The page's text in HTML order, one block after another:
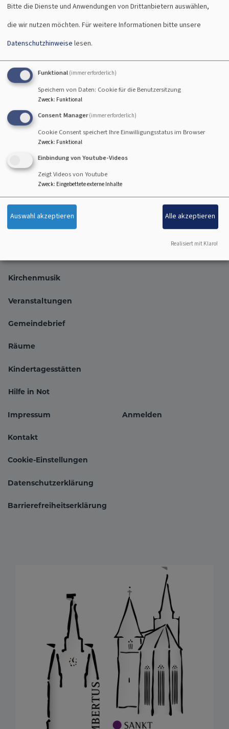
Hauptnavigation
Kirchenmusik
Veranstaltungen
Gemeindebrief
Räume
Kindertagesstätten
Hilfe in Not
Fußbereichsmenü
Impressum
Kontakt
Cookie-Einstellungen
Datenschutzerklärung
Barrierefreiheitserklärung
Anmelden
Bitte die Dienste und Anwendungen von Drittanbietern auswählen,
die wir nutzen möchten. Für weitere Informationen bitte unsere
Datenschutzhinweise lesen.
Funktional (immer erforderlich)
Speichern von Daten: Cookie für die Benutzersitzung
Zweck: Funktional
Consent Manager (immer erforderlich)
Cookie Consent speichert Ihre Einwilligungsstatus im Browser
Zweck: Funktional
Einbindung von Youtube-Videos
Zeigt Videos von Youtube
Zweck: Eingebettete externe Inhalte
Auswahl akzeptieren Alle akzeptieren
Realisiert mit Klaro!